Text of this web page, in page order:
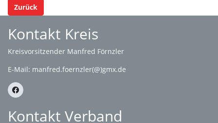
Zurück
Kontakt Kreis
Kreisvorsitzender Manfred Förnzler
E-Mail: manfred.foernzler(@)gmx.de
Kontakt Verband